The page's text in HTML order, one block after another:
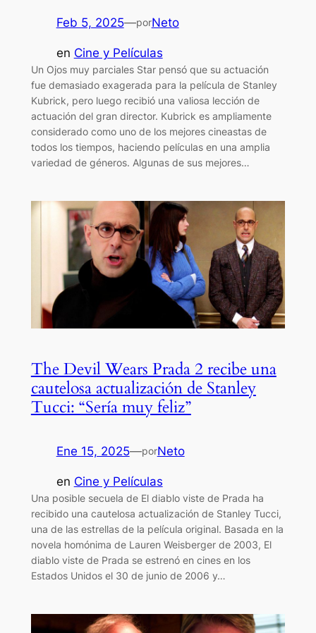
Feb 5, 2025—porNeto
en Cine y Películas
Un Ojos muy parciales Star pensó que su actuación
fue demasiado exagerada para la película de Stanley
Kubrick, pero luego recibió una valiosa lección de
actuación del gran director. Kubrick es ampliamente
considerado como uno de los mejores cineastas de
todos los tiempos, haciendo películas en una amplia
variedad de géneros. Algunas de sus mejores…
The Devil Wears Prada 2 recibe una
cautelosa actualización de Stanley
Tucci: “Sería muy feliz”
Ene 15, 2025—porNeto
en Cine y Películas
Una posible secuela de El diablo viste de Prada ha
recibido una cautelosa actualización de Stanley Tucci,
una de las estrellas de la película original. Basada en la
novela homónima de Lauren Weisberger de 2003, El
diablo viste de Prada se estrenó en cines en los
Estados Unidos el 30 de junio de 2006 y…